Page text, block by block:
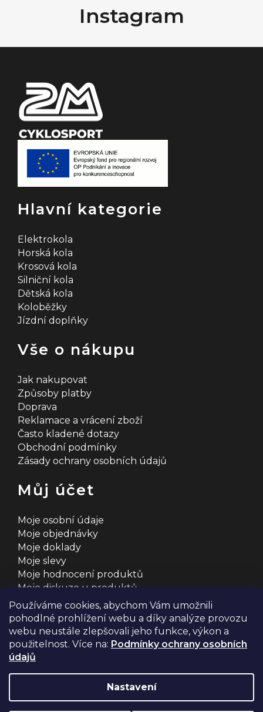
Používáme cookies, abychom Vám umožnili
pohodlné prohlížení webu a díky analýze provozu
webu neustále zlepšovali jeho funkce, výkon a
použitelnost. Více na: Podmínky ochrany osobních
údajů
Nastavení
t
Instagram
Hlavní kategorie
Elektrokola
Horská kola
Krosová kola
Silniční kola
Dětská kola
Koloběžky
Jízdní doplňky
Vše o nákupu
Jak nakupovat
Způsoby platby
Doprava
Reklamace a vrácení zboží
Často kladené dotazy
Obchodní podmínky
Zásady ochrany osobních údajů
Můj účet
Moje osobní údaje
Moje objednávky
Moje doklady
Moje slevy
Moje hodnocení produktů
Moje diskuze u produktů
Shoptet s ❤️ vyšperkovalo